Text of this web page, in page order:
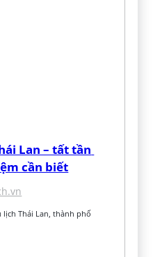
Lan – tất tần
cần biết
Thái Lan, thành phố